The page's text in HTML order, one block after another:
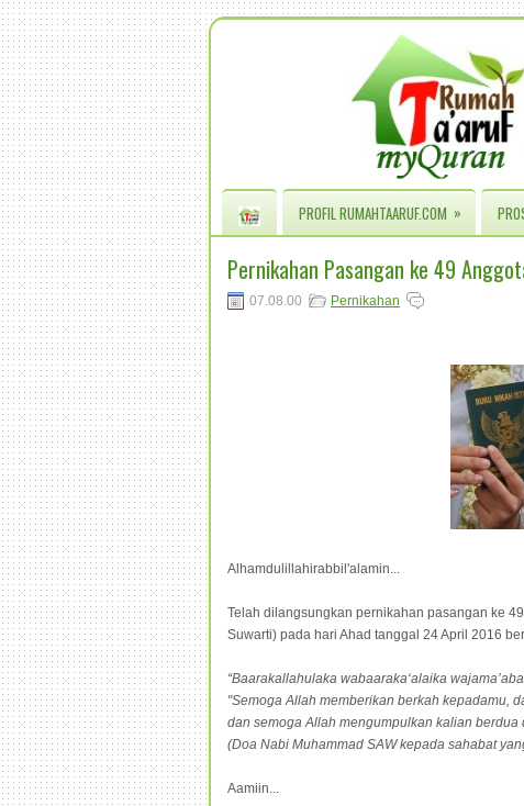
PROFIL RUMAHTAARUF.COM »
Pernikahan Pasangan ke 49
07.08.00 Pernikahan
Alhamdulillahirabbil'alamin...
Telah dilangsungkan pernikahan pasangan ke
Suwarti) pada hari Ahad tanggal 24 April 2016
“Baarakallahulaka wabaaraka‘alaika
"Semoga Allah memberikan berkah kepadamu,
dan semoga Allah mengumpulkan kalian berdua
(Doa Nabi Muhammad SAW kepada sahabat
Aamiin...